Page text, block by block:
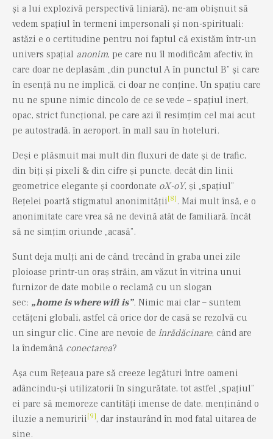
și a lui explozivă perspectivă liniară), ne-am obișnuit să
vedem spațiul în termeni impersonali și non-spirituali:
astăzi e o certitudine pentru noi faptul că existăm într-un
univers spațial anonim, pe care nu îl modificăm afectiv, în
care doar ne deplasăm „din punctul A în punctul B” și care
în esență nu ne implică, ci doar ne conține. Un spațiu care
nu ne spune nimic dincolo de ce se vede – spațiul inert,
opac, strict funcțional, pe care azi îl resimțim cel mai acut
pe autostradă, în aeroport, în mall sau în hoteluri.
Deși e plăsmuit mai mult din fluxuri de date și de trafic,
din biți și pixeli & din cifre și puncte, decât din linii
geometrice elegante și coordonate oX-oY, și „spațiul”
Rețelei poartă stigmatul anonimității[8] . Mai mult însă, e o
anonimitate care vrea să ne devină atât de familiară, încât
să ne simțim oriunde „acasă”.
Sunt deja mulți ani de când, trecând în graba unei zile
ploioase printr-un oraș străin, am văzut în vitrina unui
furnizor de date mobile o reclamă cu un slogan
sec: „home is where wifi is”. Nimic mai clar – suntem
cetățeni globali, astfel că orice dor de casă se rezolvă cu
un singur clic. Cine are nevoie de înrădăcinare, când are
la îndemână conectarea?
Așa cum Rețeaua pare să creeze legături între oameni
adâncindu-și utilizatorii în singurătate, tot astfel „spațiul”
ei pare să memoreze cantități imense de date, menținând o
iluzie a nemuririi[9], dar instaurând în mod fatal uitarea de
sine.